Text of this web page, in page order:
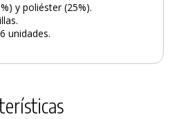
y poliéster (25%).
unidades.